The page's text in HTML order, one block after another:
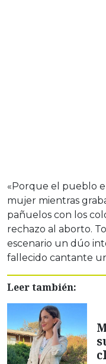
«Porque el pueblo
mujer mientras
pañuelos con los
rechazo al aborto.
escenario un dúo
fallecido cantante
Leer también: